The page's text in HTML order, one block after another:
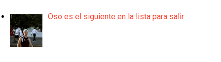
Oso es el siguiente en la lista para salir